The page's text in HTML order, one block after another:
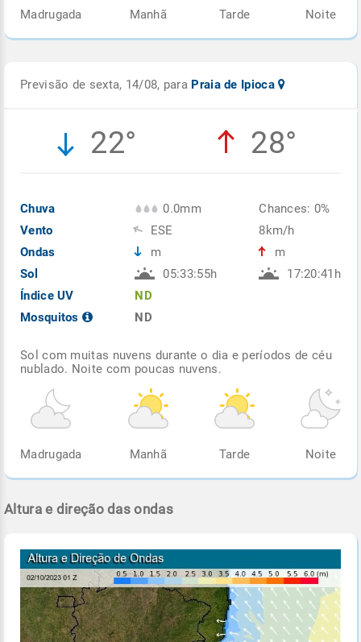
Madrugada Manhã Tarde Noite
Previsão de sexta, 14/08, para Praia de Ipioca
22° 28°
Chuva
Vento
Ondas
Sol
Índice UV
Mosquitos
0.0mm
ESE
m
05:33:55h
ND
ND
Chances: 0%
8km/h
m
17:20:41h
Sol com muitas nuvens durante o dia e períodos de céu
nublado. Noite com poucas nuvens.
Madrugada Manhã Tarde Noite
Altura e direção das ondas